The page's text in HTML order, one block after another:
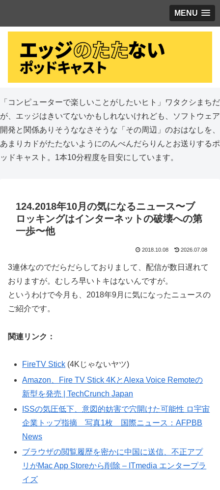
MENU
「コンピューターで楽しいことがしたいヒト」ワタクシまちだ
が、エッジはきいてないかもしれないけれども、ソフトウェア
開発と関係ありそうななさそうな「その周辺」のおはなしを、
あまりカドがたたないようにのんべんだらりんとお送りするポ
ッドキャスト。1本10分程度を目安にしています。
124.2018年10月の気になるニュース〜ブ
ロッキングはインターネットの破壊への第
一歩〜他
2018.10.08 2026.07.08
3連休なのでだらだらしておりまして、配信が数日遅れて
おりますが。むしろ早いトキはないんですが。
というわけで今月も、2018年9月に気になったニュースの
ご紹介です。
関連リンク：
FireTV Stick (4Kじゃないヤツ)
Amazon、Fire TV Stick 4KとAlexa Voice Remoteの
新型を発売 | TechCrunch Japan
ISSの気圧低下、意図的妨害で穴開けた可能性 ロ宇宙
企業トップ指摘 写真1枚 国際ニュース：AFPBB
News
ブラウザの閲覧履歴を密かに中国に送信、不正アプ
リがMac App Storeから削除 – ITmedia エンタープラ
イズ